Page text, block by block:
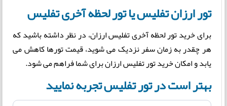
تور ارزان تفلیس یا تور لحظه آخری تفلیس
برای خرید تور لحظه آخری تفلیس ارزان، در نظر داشته باشید که
هر چقدر به زمان سفر نزدیک می شوید، قیمت تورها کاهش می
یابد و امکان خرید تور تفلیس ارزان برای شما فراهم می شود.
بهتر است در تور تفلیس تجربه نمایید